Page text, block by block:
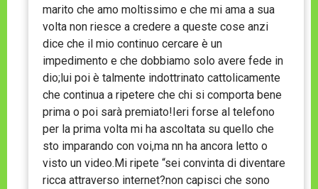
marito che amo moltissimo e che mi ama a sua
volta non riesce a credere a queste cose anzi
dice che il mio continuo cercare è un
impedimento e che dobbiamo solo avere fede in
dio;lui poi è talmente indottrinato cattolicamente
che continua a ripetere che chi si comporta bene
prima o poi sarà premiato!Ieri forse al telefono
per la prima volta mi ha ascoltata su quello che
sto imparando con voi,ma nn ha ancora letto o
visto un video.Mi ripete “sei convinta di diventare
ricca attraverso internet?non capisci che sono